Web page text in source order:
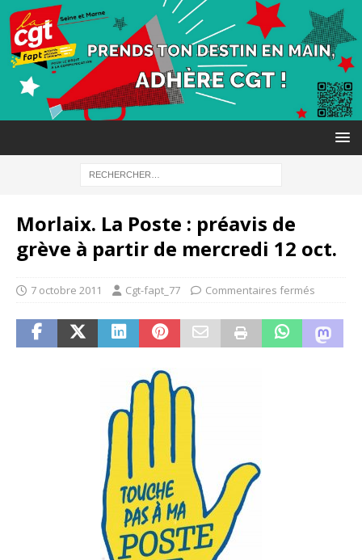
Morlaix. La Poste : préavis de
grève à partir de mercredi 12 oct.
7 octobre 2011 Cgt-fapt_77 Commentaires fermés